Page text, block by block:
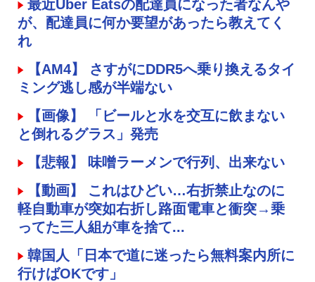
最近Uber Eatsの配達員になった者なんや
が、配達員に何か要望があったら教えてく
れ
【AM4】 さすがにDDR5へ乗り換えるタイ
ミング逃し感が半端ない
【画像】 「ビールと水を交互に飲まない
と倒れるグラス」発売
【悲報】 味噌ラーメンで行列、出来ない
【動画】 これはひどい…右折禁止なのに
軽自動車が突如右折し路面電車と衝突→乗
ってた三人組が車を捨て...
韓国人「日本で道に迷ったら無料案内所に
行けばOKです」